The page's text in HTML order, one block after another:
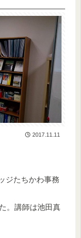
2017.11.11
ジたちかわ事務
。講師は池田真